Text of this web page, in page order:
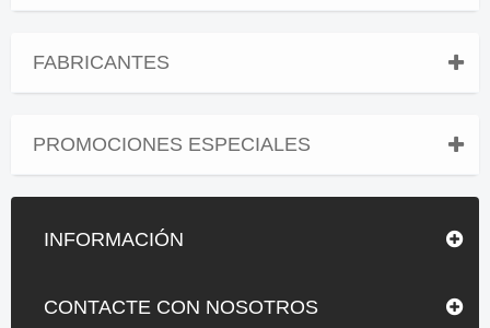
FABRICANTES
PROMOCIONES ESPECIALES
INFORMACIÓN
CONTACTE CON NOSOTROS